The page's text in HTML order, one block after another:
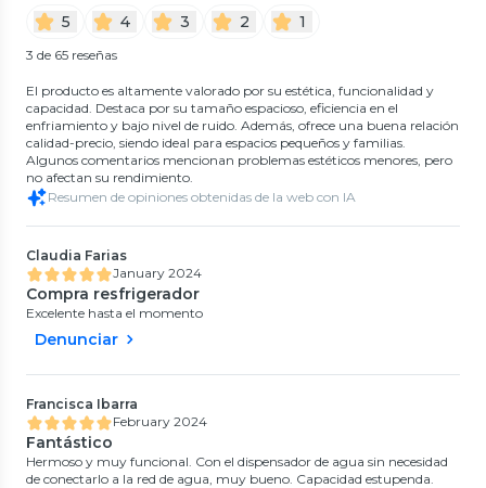
5 4 3 2 1
3 de 65 reseñas
El producto es altamente valorado por su estética, funcionalidad y
capacidad. Destaca por su tamaño espacioso, eficiencia en el
enfriamiento y bajo nivel de ruido. Además, ofrece una buena relación
calidad-precio, siendo ideal para espacios pequeños y familias.
Algunos comentarios mencionan problemas estéticos menores, pero
no afectan su rendimiento.
Resumen de opiniones obtenidas de la web con IA
Claudia Farias
January 2024
Compra resfrigerador
Excelente hasta el momento
Denunciar
Francisca Ibarra
February 2024
Fantástico
Hermoso y muy funcional. Con el dispensador de agua sin necesidad
de conectarlo a la red de agua, muy bueno. Capacidad estupenda.